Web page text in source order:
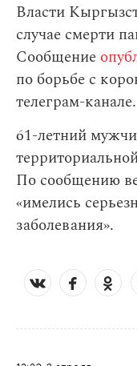
Власти
случае смерти
Сообщение
по борьбе с
телеграм-канале.
61-летний
По сообщению
«имелись
заболевания».